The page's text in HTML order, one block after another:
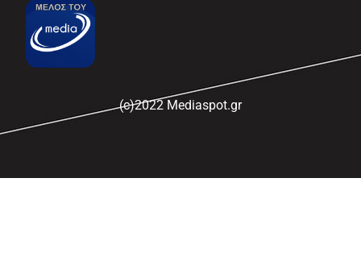
(c)2022 Mediaspot.gr